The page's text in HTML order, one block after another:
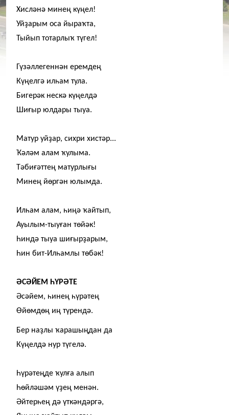
Хисләнә минең күңел!
Уйҙарым оса йыраҡта,
Тыйып тотарлыҡ түгел!
Гүзәллегеннән еремдең
Күңелгә илһам тула.
Бигерәк нескә күңелдә
Шиғыр юлдары тыуа.
Матур уйҙар, сихри хистәр...
Ҡәләм алам ҡулыма.
Тәбиғәттең матурлығы
Минең йөргән юлымда.
Илһам алам, һиңә ҡайтып,
Ауылым-тыуған төйәк!
Һиндә тыуа шиғырҙарым,
Һин бит-Илһамлы төбәк!
ӘСӘЙЕМ ҺҮРӘТЕ
Әсәйем, һинең һүрәтең
Өйөмдөң иң түрендә.
Бер наҙлы ҡарашыңдан да
Күңелдә нур түгелә.
Һүрәтеңде ҡулға алып
Һөйләшәм үҙең менән.
Әйтерһең дә үткәндәргә,